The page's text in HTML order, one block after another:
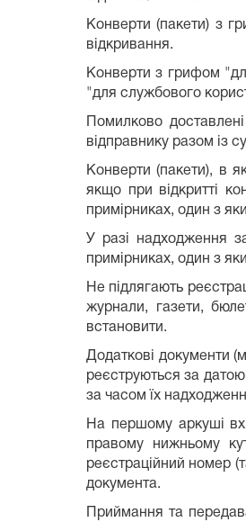
Конверти (пакети) з
відкривання.
Конверти з грифом
"для службового
Помилково
відправнику разом із
Конверти (пакети), в
якщо при відкритті
примірниках, один з
У разі надходження
примірниках, один з
Не підлягають
журнали, газети,
встановити.
Додаткові документи
реєструються за
за часом їх
На першому аркуші
правому нижньому
реєстраційний номер
документа.
Приймання та